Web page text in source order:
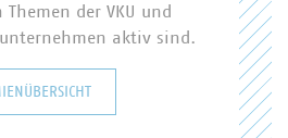
der VKU und
aktiv sind.